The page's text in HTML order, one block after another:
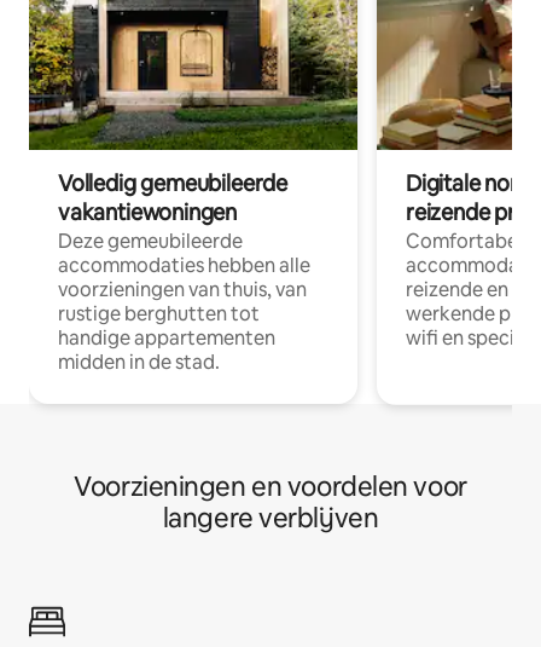
Volledig gemeubileerde
vakantiewoningen
Deze gemeubileerde
accommodaties hebben alle
voorzieningen van thuis, van
rustige berghutten tot
handige appartementen
midden in de stad.
Digitale
reizende
Comfortabele
reizende en
werkende
wifi en
Voorzieningen en voordelen voor
langere verblijven